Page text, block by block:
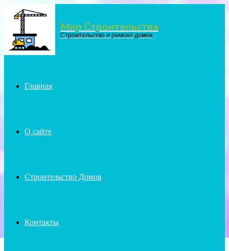
Menu Мир Строительства
Строительство и ремонт домов
Главная
О сайте
Строительство Домов
Контакты